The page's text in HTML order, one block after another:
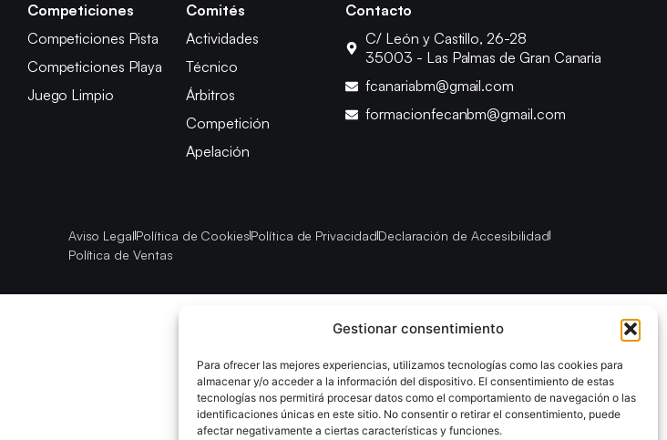
Gestionar consentimiento
Para ofrecer las mejores experiencias, utilizamos tecnologías como las cookies para
almacenar y/o acceder a la información del dispositivo. El consentimiento de estas
tecnologías nos permitirá procesar datos como el comportamiento de navegación o las
identificaciones únicas en este sitio. No consentir o retirar el consentimiento, puede
afectar negativamente a ciertas características y funciones.
Competiciones
Competiciones Pista
Competiciones Playa
Juego Limpio
Comités
Actividades
Técnico
Árbitros
Competición
Apelación
Contacto
C/ León y Castillo, 26-28
35003 - Las Palmas de Gran Canaria
fcanariabm@gmail.com
formacionfecanbm@gmail.com
Aviso LegalPolítica de CookiesPolítica de PrivacidadDeclaración de Accesibilidad
Política de Ventas